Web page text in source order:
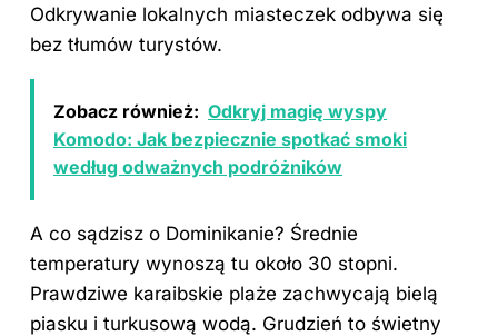
Odkrywanie lokalnych miasteczek odbywa się
bez tłumów turystów.
Zobacz również: Odkryj magię wyspy
Komodo: Jak bezpiecznie spotkać smoki
według odważnych podróżników
A co sądzisz o Dominikanie? Średnie
temperatury wynoszą tu około 30 stopni.
Prawdziwe karaibskie plaże zachwycają bielą
piasku i turkusową wodą. Grudzień to świetny